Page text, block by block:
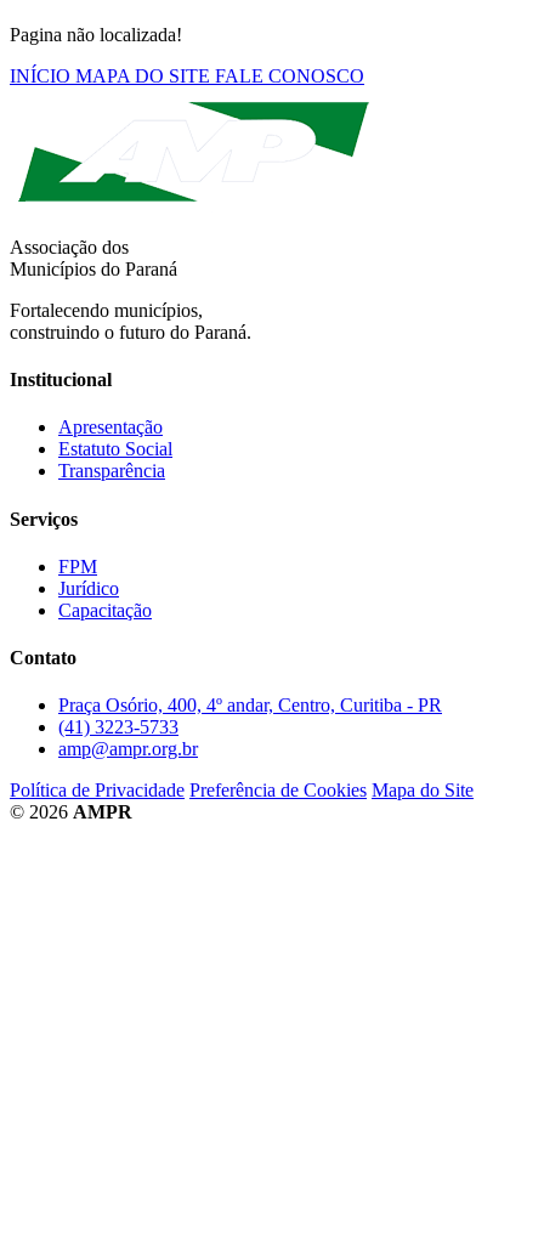
Pagina não localizada!
INÍCIO MAPA DO SITE FALE CONOSCO
Associação dos
Municípios do Paraná
Fortalecendo municípios,
construindo o futuro do Paraná.
Institucional
Apresentação
Estatuto Social
Transparência
Serviços
FPM
Jurídico
Capacitação
Contato
Praça Osório, 400, 4º andar, Centro, Curitiba - PR
(41) 3223-5733
amp@ampr.org.br
Política de Privacidade Preferência de Cookies Mapa do Site
© 2026 AMPR